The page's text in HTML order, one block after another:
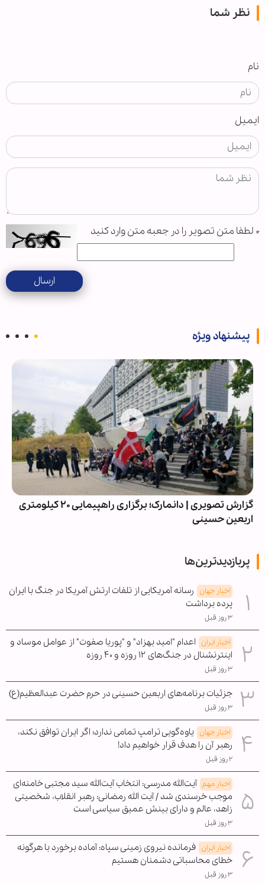
نظر شما
نام
ایمیل
* لطفا متن تصویر را در جعبه متن وارد کنید
ارسال
پیشنهاد ویژه
گزارش تصویری | دانمارک؛ برگزاری راهپیمایی ۲۰ کیلومتری
اربعین حسینی
پربازدیدترین‌ها
اخبار جهان رسانه آمریکایی از تلفات ارتش آمریکا در جنگ با ایران
پرده برداشت
۳ روز قبل
اخبار ایران اعدام "امید بهزاد" و "پوریا صفوت" از عوامل موساد و
اینترنشنال در جنگ‌های ۱۲ روزه و ۴۰ روزه
۳ روز قبل
جزئیات برنامه‌های اربعین حسینی در حرم حضرت عبدالعظیم(ع)
۳ روز قبل
اخبار جهان یاوه‌گویی ترامپ تمامی ندارد؛ اگر ایران توافق نکند،
رهبر آن را هدف قرار خواهیم داد!
۲ روز قبل
اخبار مهم آیت‌الله مدرسی: انتخاب آیت‌الله سید مجتبی خامنه‌ای
موجب خرسندی شد / آیت الله رمضانی: رهبر انقلاب، شخصیتی
زاهد، عالم و دارای بینش عمیق سیاسی است
۳ روز قبل
اخبار ایران فرمانده نیروی زمینی سپاه: آماده برخورد با هرگونه
خطای محاسباتی دشمنان هستیم
۳ روز قبل